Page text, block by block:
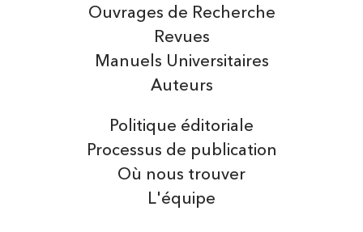
Auteurs
Manuels Universitaires
Ouvrages de Recherche
Revues
Politique éditoriale
Processus de publication
Où nous trouver
L'équipe